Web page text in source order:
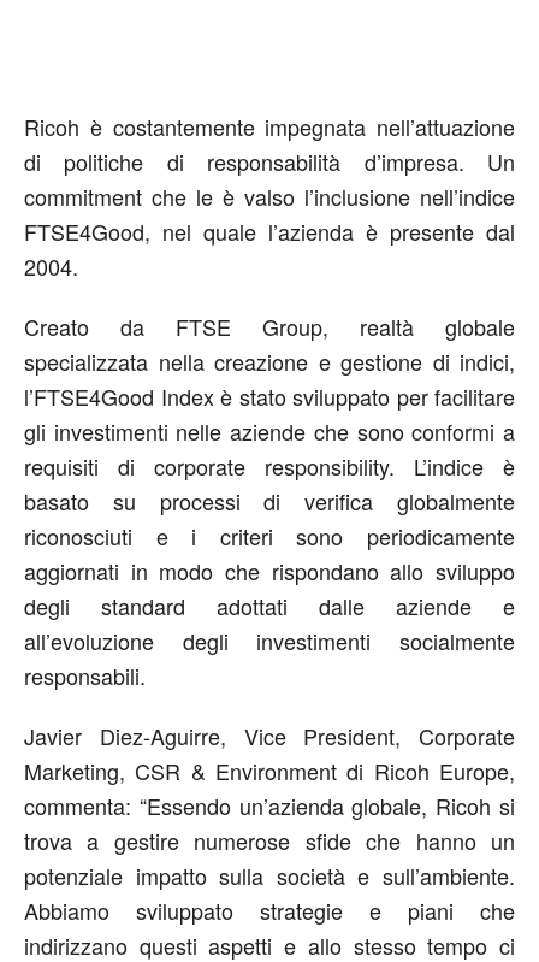
Ricoh è costantemente impegnata nell’attuazione
di politiche di responsabilità d’impresa. Un
commitment che le è valso l’inclusione nell’indice
FTSE4Good, nel quale l’azienda è presente dal
2004.
Creato da FTSE Group, realtà globale
specializzata nella creazione e gestione di indici,
l’FTSE4Good Index è stato sviluppato per facilitare
gli investimenti nelle aziende che sono conformi a
requisiti di corporate responsibility. L’indice è
basato su processi di verifica globalmente
riconosciuti e i criteri sono periodicamente
aggiornati in modo che rispondano allo sviluppo
degli standard adottati dalle aziende e
all’evoluzione degli investimenti socialmente
responsabili.
Javier Diez-Aguirre, Vice President, Corporate
Marketing, CSR & Environment di Ricoh Europe,
commenta: “Essendo un’azienda globale, Ricoh si
trova a gestire numerose sfide che hanno un
potenziale impatto sulla società e sull’ambiente.
Abbiamo sviluppato strategie e piani che
indirizzano questi aspetti e allo stesso tempo ci